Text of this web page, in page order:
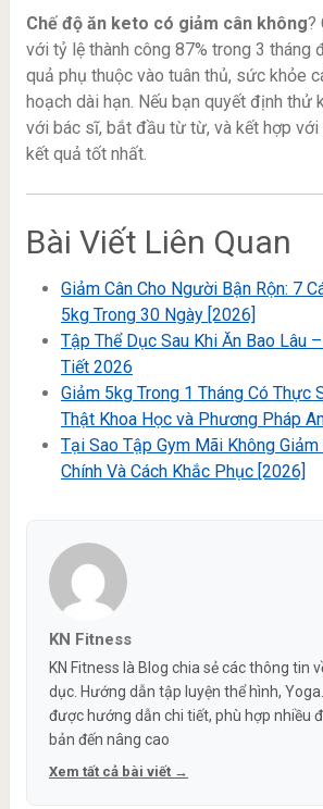
Chế độ ăn keto có giảm cân không?
với tỷ lệ thành công 87% trong 3 tháng
quả phụ thuộc vào tuân thủ, sức khỏe
hoạch dài hạn. Nếu bạn quyết định thử
với bác sĩ, bắt đầu từ từ, và kết hợp
kết quả tốt nhất.
Bài Viết Liên Quan
Giảm Cân Cho Người Bận Rộn: 7
5kg Trong 30 Ngày [2026]
Tập Thể Dục Sau Khi Ăn Bao Lâu
Tiết 2026
Giảm 5kg Trong 1 Tháng Có Thực
Thật Khoa Học và Phương Pháp
Tại Sao Tập Gym Mãi Không Giảm
Chính Và Cách Khắc Phục [2026]
KN Fitness
KN Fitness là Blog chia sẻ các thông tin
dục. Hướng dẫn tập luyện thể hình,
được hướng dẫn chi tiết, phù hợp nhiều
bản đến nâng cao
Xem tất cả bài viết →